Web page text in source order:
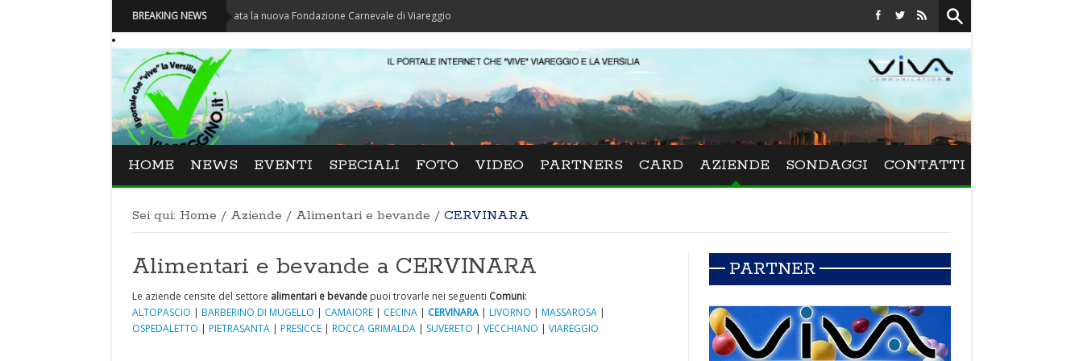
BREAKING NEWS
Carnevale - Nominata la nuova Fondazione Carnevale di Viareggio Festival La Versiliana - La direttrice lucchese Beatrice
HOME NEWS EVENTI SPECIALI FOTO VIDEO PARTNERS CARD AZIENDE SONDAGGI CONTATTI
Sei qui: Home / Aziende / Alimentari e bevande / CERVINARA
Alimentari e bevande a CERVINARA
Le aziende censite del settore alimentari e bevande puoi trovarle nei seguenti Comuni:
ALTOPASCIO | BARBERINO DI MUGELLO | CAMAIORE | CECINA | CERVINARA | LIVORNO | MASSAROSA |
OSPEDALETTO | PIETRASANTA | PRESICCE | ROCCA GRIMALDA | SUVERETO | VECCHIANO | VIAREGGIO
PARTNER